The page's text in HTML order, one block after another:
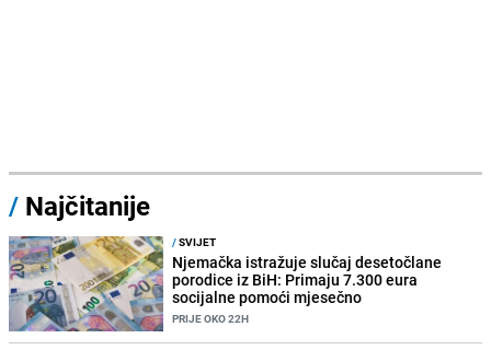
/ Najčitanije
/SVIJET
Njemačka istražuje slučaj desetočlane
porodice iz BiH: Primaju 7.300 eura
socijalne pomoći mjesečno
PRIJE OKO 22H